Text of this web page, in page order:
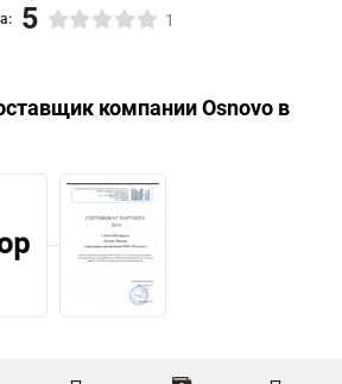
5 1
компанииOsnovo в